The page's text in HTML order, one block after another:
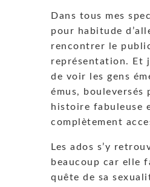
Dans tous mes
pour habitude
rencontrer le
représentation. Et
de voir les gens
émus, bouleversés
histoire fabuleuse
complètement
Les ados s’y
beaucoup car elle
quête de sa